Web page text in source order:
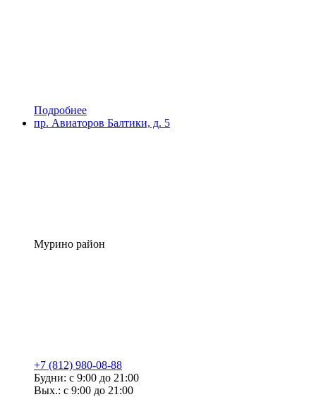
Подробнее
пр. Авиаторов Балтики, д. 5
Мурино район
+7 (812) 980-08-88
Будни: с 9:00 до 21:00
Вых.: с 9:00 до 21:00